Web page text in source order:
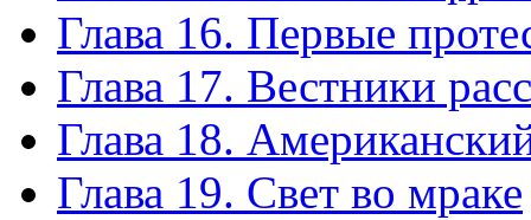
Глава 16. Первые
Глава 17. Вестники
Глава 18.
Глава 19. Свет во мраке